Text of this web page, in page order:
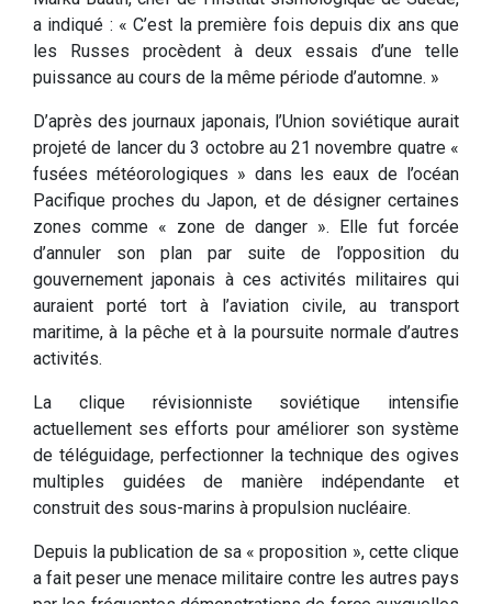
a indiqué : « C’est la première fois depuis dix ans que
les Russes procèdent à deux essais d’une telle
puissance au cours de la même période d’automne. »
D’après des journaux japonais, l’Union soviétique aurait
projeté de lancer du 3 octobre au 21 novembre quatre «
fusées météorologiques » dans les eaux de l’océan
Pacifique proches du Japon, et de désigner certaines
zones comme « zone de danger ». Elle fut forcée
d’annuler son plan par suite de l’opposition du
gouvernement japonais à ces activités militaires qui
auraient porté tort à l’aviation civile, au transport
maritime, à la pêche et à la poursuite normale d’autres
activités.
La clique révisionniste soviétique intensifie
actuellement ses efforts pour améliorer son système
de téléguidage, perfectionner la technique des ogives
multiples guidées de manière indépendante et
construit des sous-marins à propulsion nucléaire.
Depuis la publication de sa « proposition », cette clique
a fait peser une menace militaire contre les autres pays